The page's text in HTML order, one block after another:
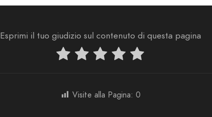
Esprimi il tuo giudizio sul contenuto di questa pagina
Visite alla Pagina: 0